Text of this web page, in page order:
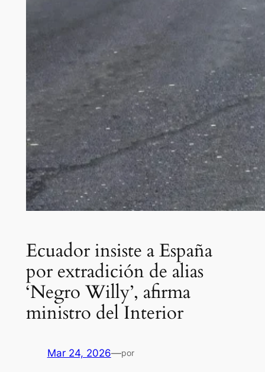
Ecuador insiste a España
por extradición de alias
‘Negro Willy’, afirma
ministro del Interior
Mar 24, 2026—por